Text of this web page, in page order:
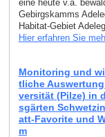
eine heute v.a.
Gebirgskamms
Habitat-Gebiet
Hier erfahren Sie
Monitoring und
tliche
versität (Pilze) in
sgärten
att-Favorite und
m